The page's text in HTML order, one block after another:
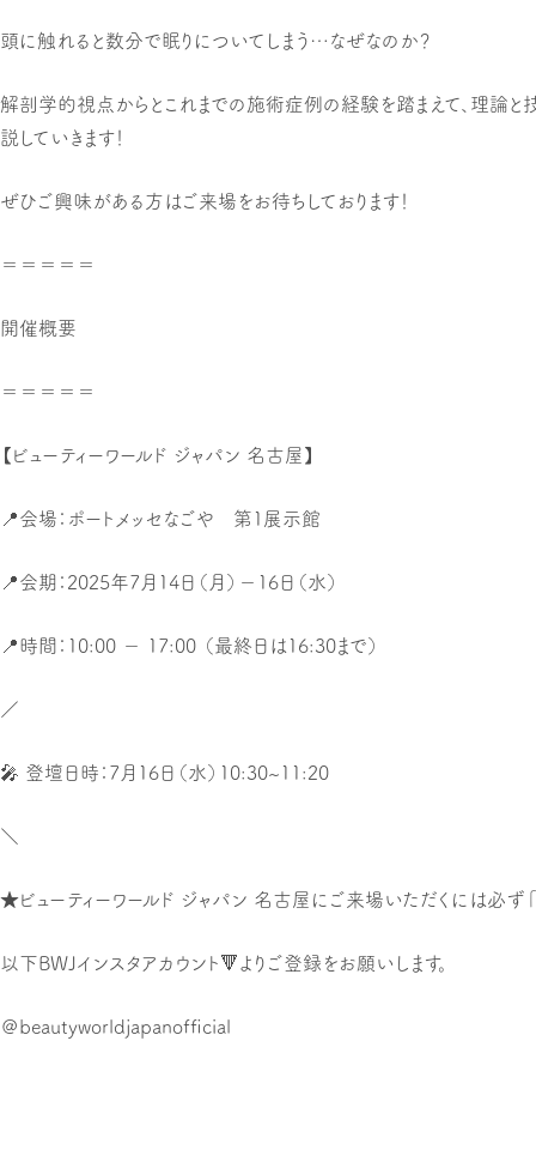
頭に触れると数分で眠りについてしまう…なぜなのか？
解剖学的視点からとこれまでの施術症例の経験を踏まえて、理論と
説していきます！
ぜひご興味がある方はご来場をお待ちしております！
＝＝＝＝＝
開催概要
＝＝＝＝＝
【ビューティーワールド ジャパン 名古屋】
📍会場：ポートメッセなごや 第1展示館
📍会期：2025年7月14日（月）－16日（水）
📍時間：10:00 － 17:00 （最終日は16:30まで）
／
🎤 登壇日時：7月16日（水）10:30~11:20
＼
★ビューティーワールド ジャパン 名古屋にご来場いただくには必ず
以下BWJインスタアカウント🔻よりご登録をお願いします。
＠beautyworldjapanofficial